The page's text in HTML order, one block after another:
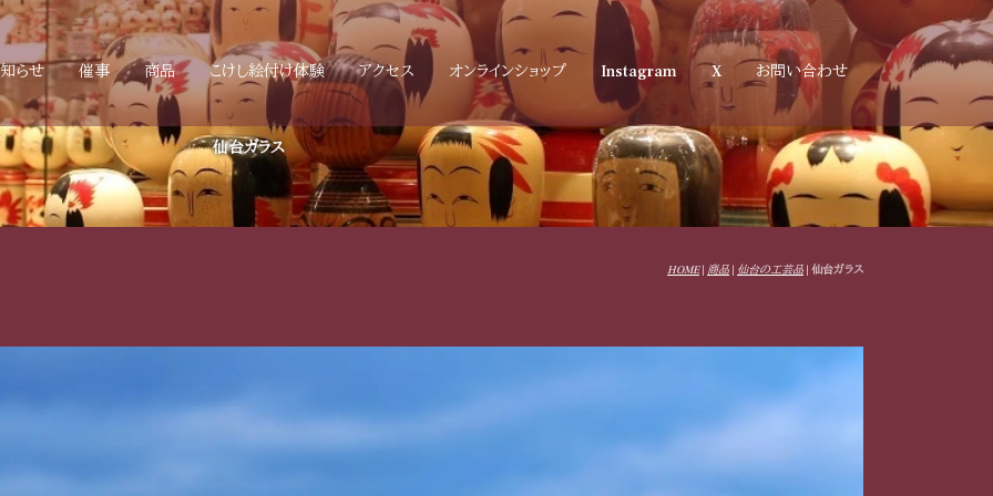
らせ 催事 商品 こけし絵付け体験 アクセス オンラインショップ Instagram X お問い合わせ
仙台ガラス
HOME| 商品 | 仙台の工芸品 | 仙台ガラス